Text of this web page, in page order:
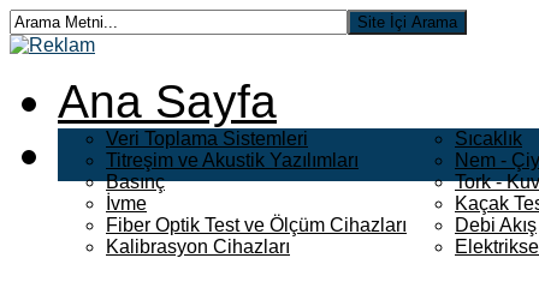
Ana Sayfa
Veri Toplama Sistemleri
Titreşim ve Akustik Yazılımları
Basınç
İvme
Fiber Optik Test ve Ölçüm Cihazları
Kalibrasyon Cihazları
Sıcaklık
Nem -
Tork -
Kaçak
Debi Akış